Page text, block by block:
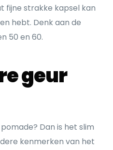
fijne strakke kapsel kan
hebt. Denk aan de
50 en 60.
geur
Dan is het slim
kenmerken van het